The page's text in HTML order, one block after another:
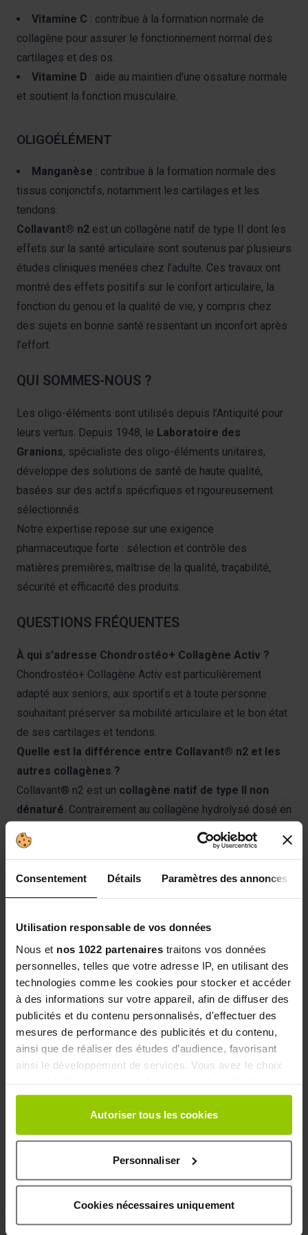
Consentement Détails Paramètres des annonces
Utilisation responsable de vos données
Nous et nos 1022 partenaires traitons vos données
personnelles, telles que votre adresse IP, en utilisant des
technologies comme les cookies pour stocker et accéder
à des informations sur votre appareil, afin de diffuser des
publicités et du contenu personnalisés, d'effectuer des
mesures de performance des publicités et du contenu,
ainsi que de réaliser des études d’audience, favorisant
ainsi le développement de services. Vous avez le choix
Vous pouvez modifier ou retirer votre consentement à
tout moment en consultant la Déclaration relative aux
cookies ou en cliquant sur l'icône de confidentialité.
Si vous le permettez, nous aimerions également :
Collecter des informations sur votre localisation
géographique qui peuvent être précises à plusieurs
Autoriser tous les cookies
Personnaliser
Cookies nécessaires uniquement
Vitamine C : contribue à la formation normale de
collagène pour assurer le fonctionnement normal des
cartilages et des os.
Vitamine D : aide au maintien d’une ossature normale
et soutient la fonction musculaire.
OLIGOÉLÉMENT
Manganèse : contribue à la formation normale des
tissus conjonctifs, notamment les cartilages et les
tendons.
Collavant® n2 est un collagène natif de type II dont les
effets sur la santé articulaire sont soutenus par plusieurs
études cliniques menées chez l’adulte. Ces travaux ont
montré des effets positifs sur le confort articulaire, la
fonction du genou et la qualité de vie, y compris chez
des sujets en bonne santé ressentant un inconfort après
l’effort.
QUI SOMMES-NOUS ?
Les oligo-éléments sont utilisés depuis l’Antiquité pour
leurs vertus. Depuis 1948, le Laboratoire des
Granions, spécialiste des oligo-éléments unitaires,
développe des solutions de santé de haute qualité,
basées sur des actifs spécifiques et rigoureusement
sélectionnés.
Notre expertise repose sur une exigence
pharmaceutique forte : sélection et contrôle des
matières premières, maîtrise de la qualité, traçabilité,
sécurité et efficacité des produits.
QUESTIONS FRÉQUENTES
À qui s’adresse Chondrostéo+ Collagène Activ ?
Chondrostéo+ Collagène Activ est particulièrement
adapté aux seniors, aux sportifs et à toute personne
souhaitant préserver sa mobilité articulaire et le bon état
de ses cartilages et tendons.
Quelle est la différence entre Collavant® n2 et les
autres collagènes ?
Collavant® n2 est un collagène natif de type II non
dénaturé. Contrairement au collagène hydrolysé dosé en
grammes, il conserve sa structure tridimensionnelle et
ses épitopes, ce qui permet une
reconnaissance
mécanisme de tolérance orale. Il agit ainsi sur l’aspect
avec une efficacité observée à faible dose (40 mg/jour
dans les études cliniques).
Peut-on associer ce produit avec d’autres
compléments Chondrostéo+ ?
Oui, Chondrostéo+ Collagène Activ peut être associé à
d’autres produits de la gamme, dans le cadre d’une
approche globale du confort articulaire. Demandez
conseil à un professionnel de santé pour choisir
Plus d’information
environnementales de l’emballage en cours de
finalisation.